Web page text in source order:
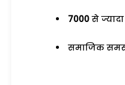
7000 से
समाजिक